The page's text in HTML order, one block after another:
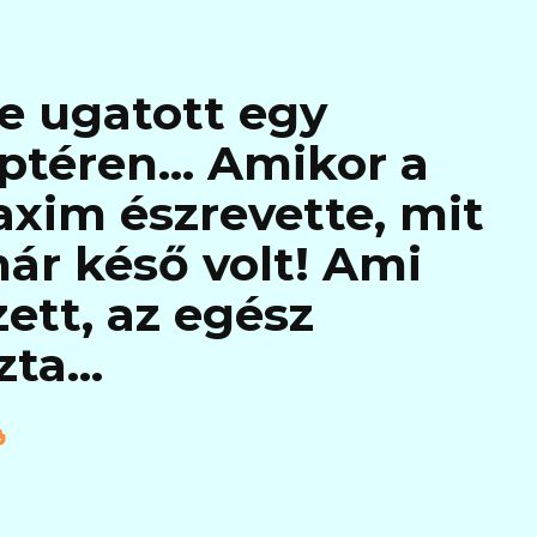
ugatott egy
Amikor a
észrevette, mit
késő volt! Ami
az egész